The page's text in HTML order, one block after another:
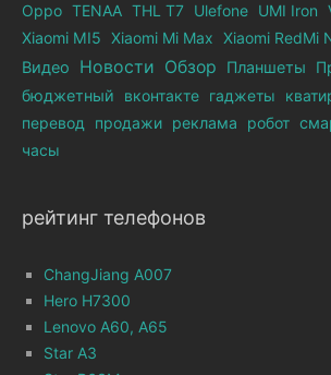
Oppo TENAA THL T7 Ulefone UMI Iron
Xiaomi MI5 Xiaomi Mi Max Xiaomi RedMi
Видео Новости Обзор Планшеты
бюджетный
вконтакте гаджеты
перевод продажи реклама робот
часы
рейтинг телефонов
ChangJiang A007
Hero H7300
Lenovo A60, A65
Star A3